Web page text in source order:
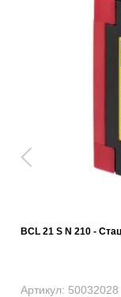
BCL 21 S N 210 -
Артикул: 50032028